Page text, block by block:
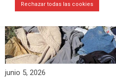
junio 5, 2026
Rechazar todas las cookies